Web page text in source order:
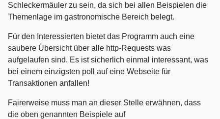
Schleckermäuler zu sein, da sich bei allen Beispielen die
Themenlage im gastronomische Bereich belegt.
Für den Interessierten bietet das Programm auch eine
saubere Übersicht über alle http-Requests was
aufgelaufen sind. Es ist sicherlich einmal interessant, was
bei einem einzigsten poll auf eine Webseite für
Transaktionen anfallen!
Fairerweise muss man an dieser Stelle erwähnen, dass
die oben genannten Beispiele auf